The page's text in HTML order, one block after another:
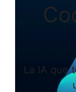
La IA que